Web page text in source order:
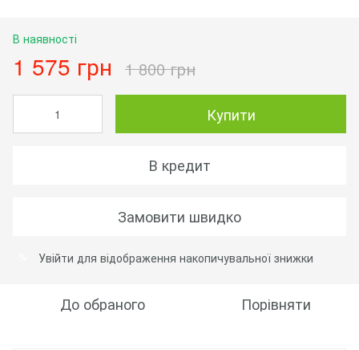
В наявності
1 575 грн 1 800 грн
Купити
В кредит
Замовити швидко
Увійти для відображення накопичувальної знижки
До обраного Порівняти